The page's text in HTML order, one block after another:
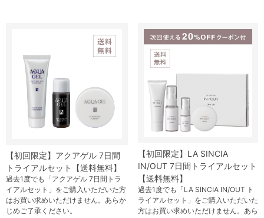
【初回限定】アクアゲル 7日間
トライアルセット【送料無料】
過去1度でも「アクアゲル 7日間トラ
イアルセット」をご購入いただいた方
はお買い求めいただけません。あらか
じめご了承ください。
【初回限定】LA SINCIA
IN/OUT 7日間トライアルセット
【送料無料】
過去1度でも「LA SINCIA IN/OUT ト
ライアルセット」をご購入いただいた
方はお買い求めいただけません。あら